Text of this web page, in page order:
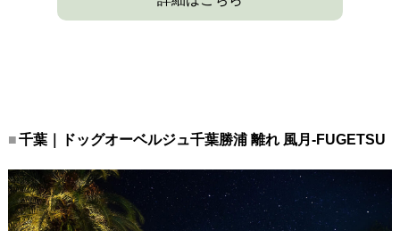
千葉｜ドッグオーベルジュ千葉勝浦 離れ 風月-FUGETSU